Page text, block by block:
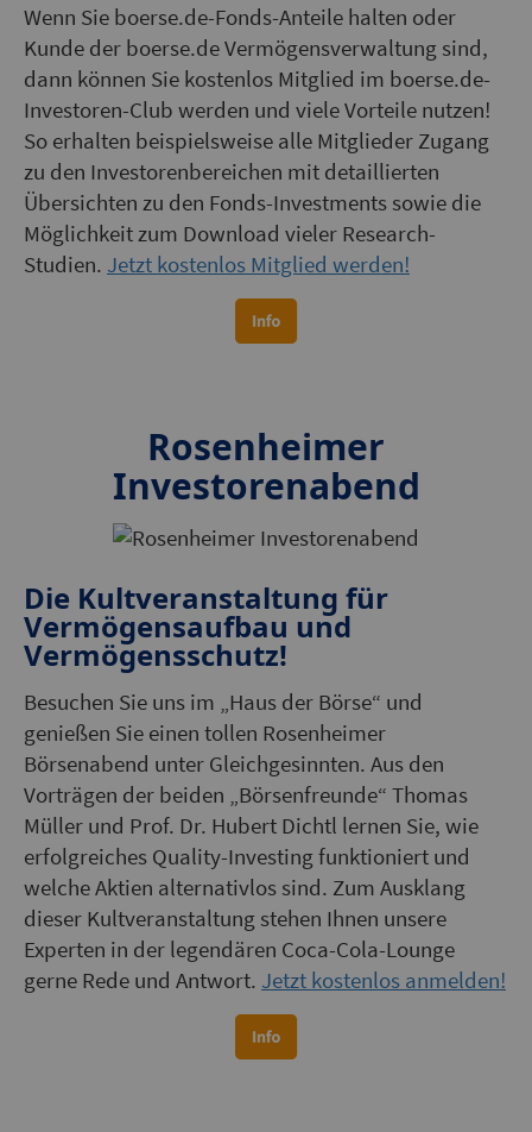
Wenn Sie boerse.de-Fonds-Anteile halten oder
Kunde der boerse.de Vermögensverwaltung sind,
dann können Sie kostenlos Mitglied im boerse.de-
Investoren-Club werden und viele Vorteile nutzen!
So erhalten beispielsweise alle Mitglieder Zugang
zu den Investorenbereichen mit detaillierten
Übersichten zu den Fonds-Investments sowie die
Möglichkeit zum Download vieler Research-
Studien. Jetzt kostenlos Mitglied werden!
Rosenheimer
Investorenabend
Die Kultveranstaltung für
Vermögensaufbau und
Vermögensschutz!
Besuchen Sie uns im „Haus der Börse“ und
genießen Sie einen tollen Rosenheimer
Börsenabend unter Gleichgesinnten. Aus den
Vorträgen der beiden „Börsenfreunde“ Thomas
Müller und Prof. Dr. Hubert Dichtl lernen Sie, wie
erfolgreiches Quality-Investing funktioniert und
welche Aktien alternativlos sind. Zum Ausklang
dieser Kultveranstaltung stehen Ihnen unsere
Experten in der legendären Coca-Cola-Lounge
gerne Rede und Antwort. Jetzt kostenlos anmelden!